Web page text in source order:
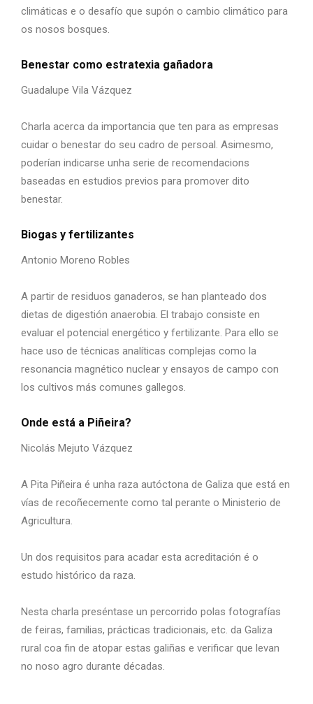
climáticas e o desafío que supón o cambio climático para
os nosos bosques.
Benestar como estratexia gañadora
Guadalupe Vila Vázquez
Charla acerca da importancia que ten para as empresas
cuidar o benestar do seu cadro de persoal. Asimesmo,
poderían indicarse unha serie de recomendacions
baseadas en estudios previos para promover dito
benestar.
Biogas y fertilizantes
Antonio Moreno Robles
A partir de residuos ganaderos, se han planteado dos
dietas de digestión anaerobia. El trabajo consiste en
evaluar el potencial energético y fertilizante. Para ello se
hace uso de técnicas analíticas complejas como la
resonancia magnético nuclear y ensayos de campo con
los cultivos más comunes gallegos.
Onde está a Piñeira?
Nicolás Mejuto Vázquez
A Pita Piñeira é unha raza autóctona de Galiza que está en
vías de recoñecemente como tal perante o Ministerio de
Agricultura.
Un dos requisitos para acadar esta acreditación é o
estudo histórico da raza.
Nesta charla preséntase un percorrido polas fotografías
de feiras, familias, prácticas tradicionais, etc. da Galiza
rural coa fin de atopar estas galiñas e verificar que levan
no noso agro durante décadas.